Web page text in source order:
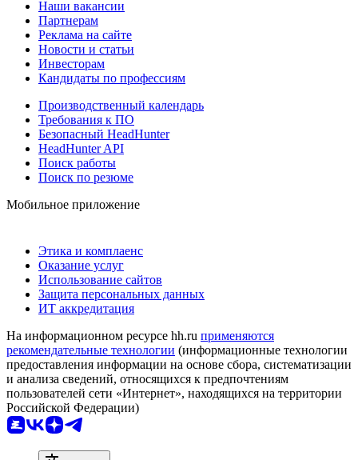
Наши вакансии
Партнерам
Реклама на сайте
Новости и статьи
Инвесторам
Кандидаты по профессиям
Производственный календарь
Требования к ПО
Безопасный HeadHunter
HeadHunter API
Поиск работы
Поиск по резюме
Мобильное приложение
Этика и комплаенс
Оказание услуг
Использование сайтов
Защита персональных данных
ИТ аккредитация
На информационном ресурсе hh.ru применяются
рекомендательные технологии (информационные технологии
предоставления информации на основе сбора, систематизации
и анализа сведений, относящихся к предпочтениям
пользователей сети «Интернет», находящихся на территории
Российской Федерации)